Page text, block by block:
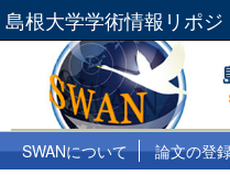
島根大学学術情報リポジ
SWANについて 論文の登